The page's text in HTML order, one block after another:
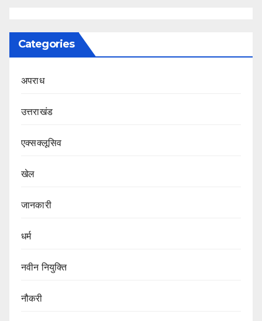
Categories
अपराध
उत्तराखंड
एक्सक्लूसिव
खेल
जानकारी
धर्म
नवीन नियुक्ति
नौकरी